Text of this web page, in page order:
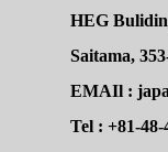
HEG
Saitama,
EMAIl :
Tel : +81-48-